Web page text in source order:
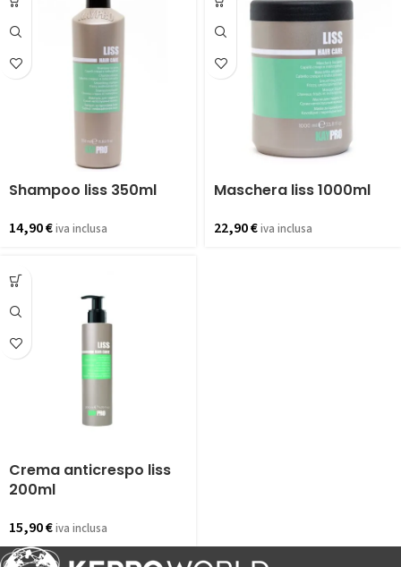
Shampoo liss 350ml
14,90€iva inclusa
Maschera liss 1000ml
22,90€iva inclusa
Crema anticrespo liss
200ml
15,90€iva inclusa